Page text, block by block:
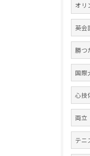
オリ
英会
勝つ
国際
心技
両立
テニ